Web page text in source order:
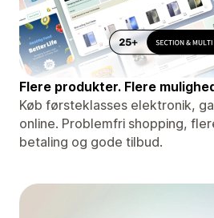
Flere produkter. Flere
Køb førsteklasses elektronik,
online. Problemfri shopping,
betaling og gode tilbud.